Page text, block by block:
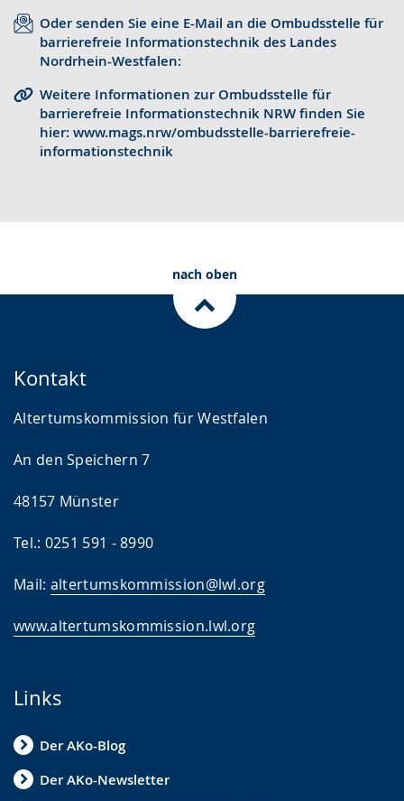
Oder senden Sie eine E-Mail an die Ombudsstelle für
barrierefreie Informationstechnik des Landes
Nordrhein-Westfalen:
Weitere Informationen zur Ombudsstelle für
barrierefreie Informationstechnik NRW finden Sie
hier: www.mags.nrw/ombudsstelle-barrierefreie-
informationstechnik
c
e
s
t
.
e
r
p
w
i
d
n
g
z
e
t
nach oben
Kontakt
Altertumskommission für Westfalen
An den Speichern 7
48157 Münster
Tel.: 0251 591 - 8990
Mail: altertumskommission@lwl.org
www.altertumskommission.lwl.org
Links
Der AKo-Blog
Der AKo-Newsletter